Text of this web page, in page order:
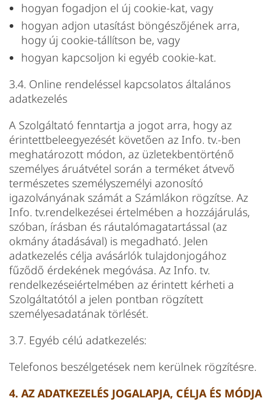
hogyan fogadjon el új cookie-kat, vagy
hogyan adjon utasítást böngészőjének arra,
hogy új cookie-tállítson be, vagy
hogyan kapcsoljon ki egyéb cookie-kat.
3.4. Online rendeléssel kapcsolatos általános
adatkezelés
A Szolgáltató fenntartja a jogot arra, hogy az
érintettbeleegyezését követően az Info. tv.-ben
meghatározott módon, az üzletekbentörténő
személyes áruátvétel során a terméket átvevő
természetes személyszemélyi azonosító
igazolványának számát a Számlákon rögzítse. Az
Info. tv.rendelkezései értelmében a hozzájárulás,
szóban, írásban és ráutalómagatartással (az
okmány átadásával) is megadható. Jelen
adatkezelés célja avásárlók tulajdonjogához
fűződő érdekének megóvása. Az Info. tv.
rendelkezéseiértelmében az érintett kérheti a
Szolgáltatótól a jelen pontban rögzített
személyesadatának törlését.
3.7. Egyéb célú adatkezelés:
Telefonos beszélgetések nem kerülnek rögzítésre.
4. AZ ADATKEZELÉS JOGALAPJA, CÉLJA ÉS MÓDJA